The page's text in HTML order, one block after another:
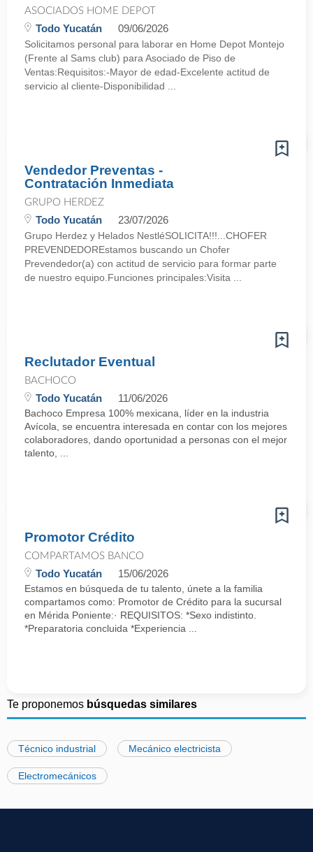
ASOCIADOS HOME DEPOT
Todo Yucatán 09/06/2026
Solicitamos personal para laborar en Home Depot Montejo
(Frente al Sams club) para Asociado de Piso de
Ventas:Requisitos:-Mayor de edad-Excelente actitud de
servicio al cliente-Disponibilidad ...
Vendedor Preventas -
Contratación Inmediata
GRUPO HERDEZ
Todo Yucatán 23/07/2026
Grupo Herdez y Helados NestléSOLICITA!!!...CHOFER
PREVENDEDOREstamos buscando un Chofer
Prevendedor(a) con actitud de servicio para formar parte
de nuestro equipo.Funciones principales:Visita ...
Reclutador Eventual
BACHOCO
Todo Yucatán 11/06/2026
Bachoco Empresa 100% mexicana, líder en la industria
Avícola, se encuentra interesada en contar con los mejores
colaboradores, dando oportunidad a personas con el mejor
talento, ...
Promotor Crédito
COMPARTAMOS BANCO
Todo Yucatán 15/06/2026
Estamos en búsqueda de tu talento, únete a la familia
compartamos como: Promotor de Crédito para la sucursal
en Mérida Poniente:· REQUISITOS: *Sexo indistinto.
*Preparatoria concluida *Experiencia ...
Te proponemos búsquedas similares
Técnico industrial Mecánico electricista
Electromecánicos